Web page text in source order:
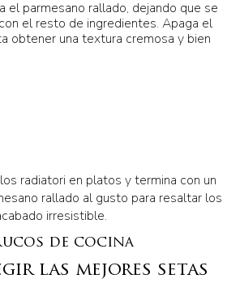
el parmesano rallado, dejando que se
el resto de ingredientes. Apaga el
obtener una textura cremosa y bien
radiatori en platos y termina con un
rallado al gusto para resaltar los
irresistible.
de cocina
las mejores setas